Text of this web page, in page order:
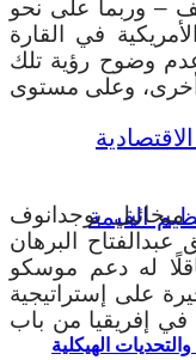
الهيكلية
– وربما على نحو
في القارة
وضوح رؤية تلك
أخرى، وعلى مستوى
بوجدانوف
البرهان
له دعم موسكو
على إستراتيجية
في إفريقيا من باب